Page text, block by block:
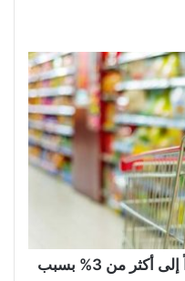
ارتفاع التضخم في هولندا مجدداً إلى أكثر من 3% بسبب